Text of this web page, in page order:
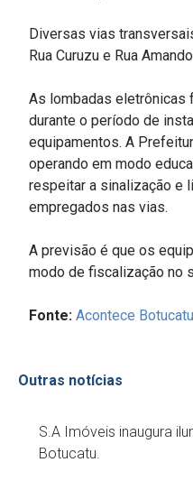
Outras notícias
S.A Imóveis inaugura
Botucatu.
Diversas vias
Rua Curuzu e Rua
As lombadas eletrônicas
durante o período de
equipamentos. A
operando em modo
respeitar a sinalização e
empregados nas vias.
A previsão é que os
modo de fiscalização no
Fonte: Acontece Botucatu